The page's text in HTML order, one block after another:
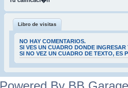
Libro de visitas
NO HAY COMENTARIOS.
SI VES UN CUADRO DONDE
SI NO VEZ UN CUADRO DE TEXTO, ES